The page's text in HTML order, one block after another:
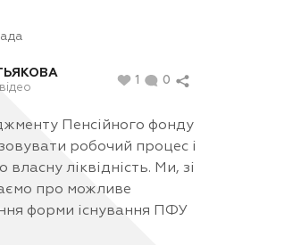
1 0
Пенсійного фонду
робочий процес і
ліквідність. Ми, зі
про можливе
форми існування ПФУ